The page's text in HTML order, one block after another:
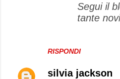
RISPONDI
Segui il
tante
silvia jackson